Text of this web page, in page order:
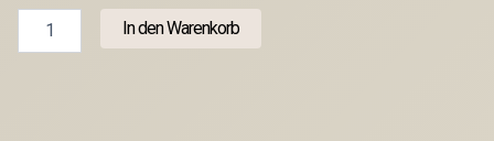
DRUCKVORLAGE
In den Warenkorb